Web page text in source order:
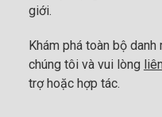
giới.
Khám phá toàn bộ
chúng tôi và vui lòng
trợ hoặc hợp tác.